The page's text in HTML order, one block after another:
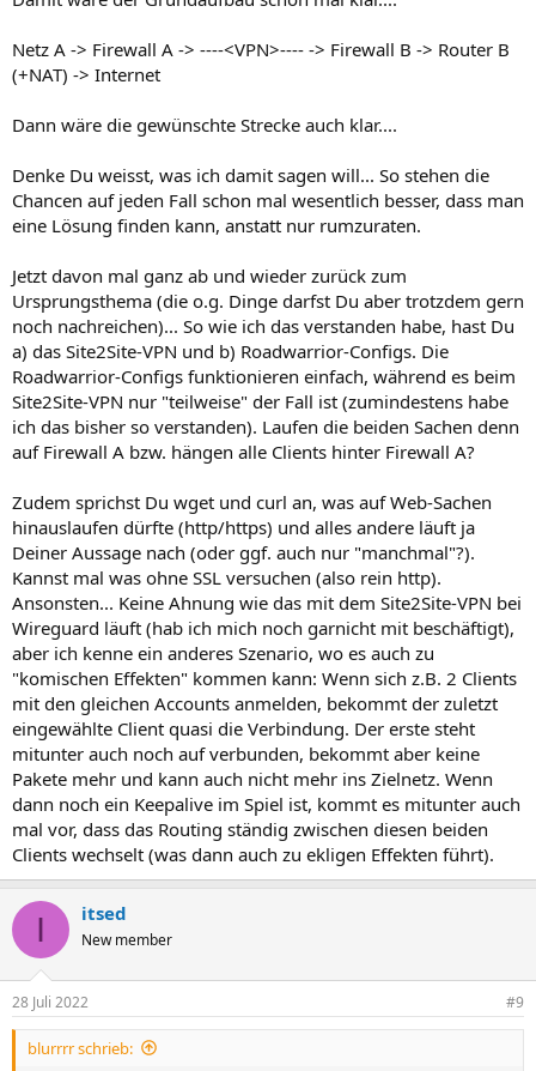
Netz A -> Firewall A -> ----<VPN>---- -> Firewall B -> Router B
(+NAT) -> Internet
Dann wäre die gewünschte Strecke auch klar....
Denke Du weisst, was ich damit sagen will... So stehen die
Chancen auf jeden Fall schon mal wesentlich besser, dass man
eine Lösung finden kann, anstatt nur rumzuraten.
Jetzt davon mal ganz ab und wieder zurück zum
Ursprungsthema (die o.g. Dinge darfst Du aber trotzdem gern
noch nachreichen)... So wie ich das verstanden habe, hast Du
a) das Site2Site-VPN und b) Roadwarrior-Configs. Die
Roadwarrior-Configs funktionieren einfach, während es beim
Site2Site-VPN nur "teilweise" der Fall ist (zumindestens habe
ich das bisher so verstanden). Laufen die beiden Sachen denn
auf Firewall A bzw. hängen alle Clients hinter Firewall A?
Zudem sprichst Du wget und curl an, was auf Web-Sachen
hinauslaufen dürfte (http/https) und alles andere läuft ja
Deiner Aussage nach (oder ggf. auch nur "manchmal"?).
Kannst mal was ohne SSL versuchen (also rein http).
Ansonsten... Keine Ahnung wie das mit dem Site2Site-VPN bei
Wireguard läuft (hab ich mich noch garnicht mit beschäftigt),
aber ich kenne ein anderes Szenario, wo es auch zu
"komischen Effekten" kommen kann: Wenn sich z.B. 2 Clients
mit den gleichen Accounts anmelden, bekommt der zuletzt
eingewählte Client quasi die Verbindung. Der erste steht
mitunter auch noch auf verbunden, bekommt aber keine
Pakete mehr und kann auch nicht mehr ins Zielnetz. Wenn
dann noch ein Keepalive im Spiel ist, kommt es mitunter auch
mal vor, dass das Routing ständig zwischen diesen beiden
Clients wechselt (was dann auch zu ekligen Effekten führt).
I itsed
New member
28 Juli 2022 #9
blurrrr schrieb: